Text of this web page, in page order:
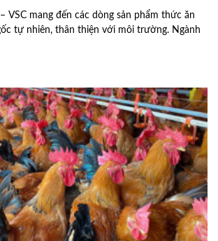
VSC mang đến các dòng sản phẩm thức ăn
tự nhiên, thân thiện với môi trường. Ngành